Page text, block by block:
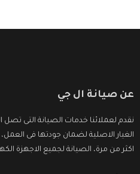
عن صيانة ال جي
نقدم لعملائنا خدمات الصيانة التى
الغيار الاصلية لضمان جودتها فى
اكثر من مرة، الصيانة لجميع الاجهزة